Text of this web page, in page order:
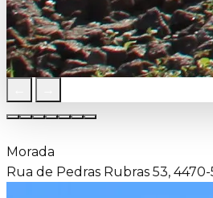
Morada
Rua de Pedras Rubras 53,